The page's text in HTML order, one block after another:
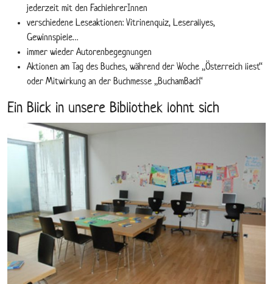
jederzeit mit den FachlehrerInnen
verschiedene Leseaktionen: Vitrinenquiz, Leserallyes,
Gewinnspiele…
immer wieder Autorenbegegnungen
Aktionen am Tag des Buches, während der Woche „Österreich liest“
oder Mitwirkung an der Buchmesse „BuchamBach“
Ein Blick in unsere Bibliothek lohnt sich